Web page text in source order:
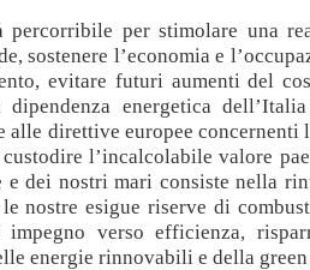
percorribile per stimolare una
sostenere l’economia e
evitare futuri aumenti del
energetica
alle direttive europee concernenti
custodire l’incalcolabile valore
e dei nostri mari consiste nella
le nostre esigue riserve di
impegno verso efficienza,
energie rinnovabili e della green